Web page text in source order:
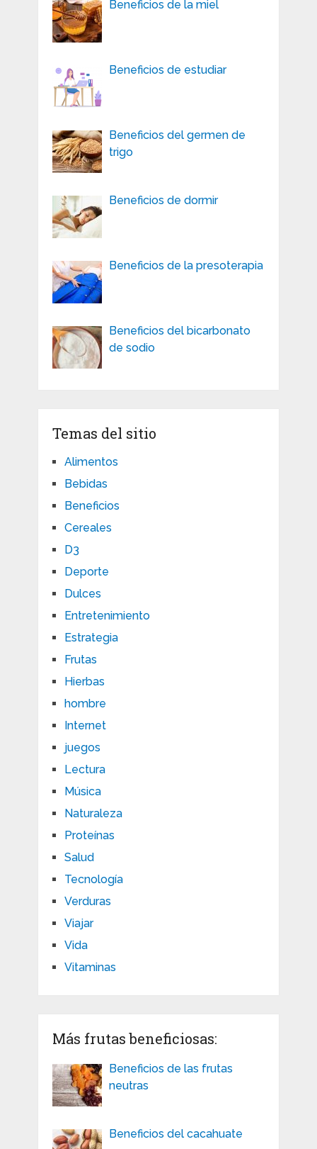
Beneficios de la miel
Beneficios de estudiar
Beneficios del germen de
trigo
Beneficios de dormir
Beneficios de la presoterapia
Beneficios del bicarbonato
de sodio
Temas del sitio
Alimentos
Bebidas
Beneficios
Cereales
D3
Deporte
Dulces
Entretenimiento
Estrategia
Frutas
Hierbas
hombre
Internet
juegos
Lectura
Música
Naturaleza
Proteínas
Salud
Tecnología
Verduras
Viajar
Vida
Vitaminas
Más frutas beneficiosas:
Beneficios de las frutas
neutras
Beneficios del cacahuate